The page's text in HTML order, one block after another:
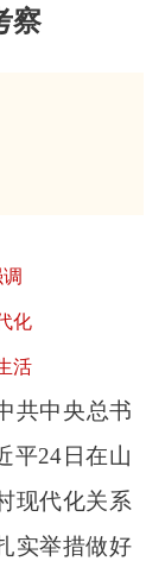
察
化
活
共中央总书
平24日在山
现代化关系
实举措做好